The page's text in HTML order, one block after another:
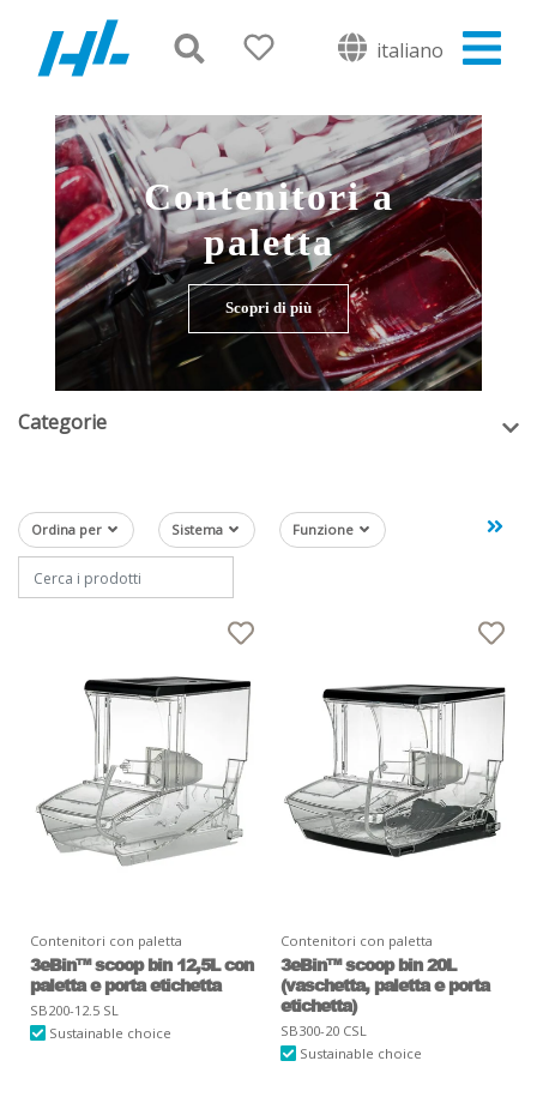
italiano
Contenitori a
paletta
Scopri di più
Categorie
Ordina per Sistema Funzione
Contenitori con paletta
3eBin™ scoop bin 12,5L con
paletta e porta etichetta
SB200-12.5 SL
Sustainable choice
Contenitori con paletta
3eBin™ scoop bin 20L
(vaschetta, paletta e porta
etichetta)
SB300-20 CSL
Sustainable choice